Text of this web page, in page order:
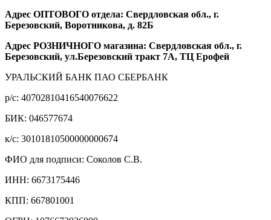
Адрес ОПТОВОГО отдела: Свердловская обл., г.
Березовский, Воротникова, д. 82Б
Адрес РОЗНИЧНОГО магазина: Свердловская обл., г.
Березовский, ул.Березовский тракт 7А, ТЦ Ерофей
УРАЛЬСКИЙ БАНК ПАО СБЕРБАНК
р/c: 40702810416540076622
БИК: 046577674
к/c: 30101810500000000674
ФИО для подписи: Соколов С.В.
ИНН: 6673175446
КПП: 667801001